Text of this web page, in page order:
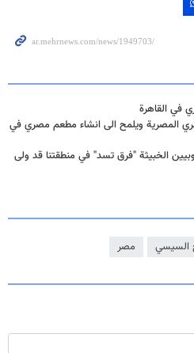
في القاهرة
المصرية ويلمح الى انشاء مطعم مصري في
الخبيثة "فرق تسد" في منطقتنا قد ولى
السيسي مصر